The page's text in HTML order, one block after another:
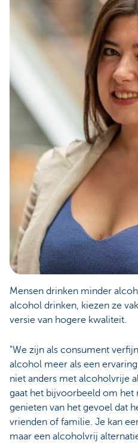
Mensen drinken minder
alcohol drinken, kiezen ze
versie van hogere kwaliteit.
"We zijn als consument
alcohol meer als een
niet anders met alcoholvrije
gaat het bijvoorbeeld om
genieten van het gevoel dat
vrienden of familie. Je kan
maar een alcoholvrij